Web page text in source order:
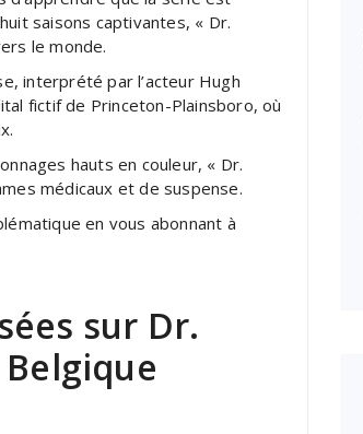
saisons captivantes, « Dr.
le monde.
interprété par l’acteur Hugh
fictif de Princeton-Plainsboro, où
hauts en couleur, « Dr.
médicaux et de suspense.
en vous abonnant à
sur Dr.